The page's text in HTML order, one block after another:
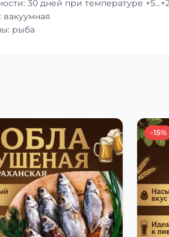
30 дней при температуре
вакуумная
рыба
-15%